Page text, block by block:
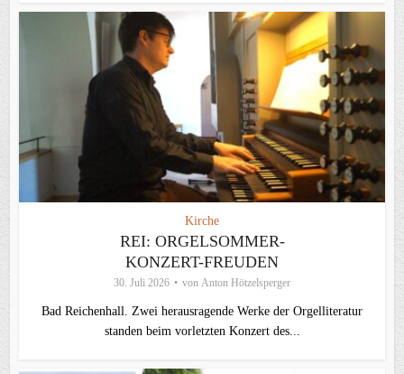
Kirche
REI: ORGELSOMMER-
KONZERT-FREUDEN
30. Juli 2026 von Anton Hötzelsperger
Bad Reichenhall. Zwei herausragende Werke der Orgelliteratur
standen beim vorletzten Konzert des...